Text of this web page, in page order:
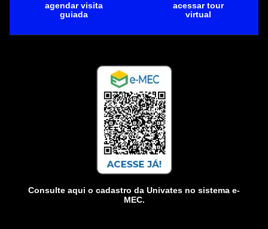
agendar visita
guiada
acessar tour
virtual
Consulte aqui o cadastro da Univates no sistema e-
MEC.